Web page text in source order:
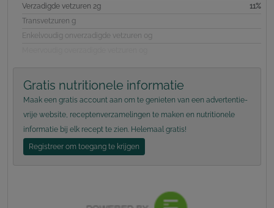
Verzadigde vetzuren 2g
11%
Transvetzuren g
Enkelvoudig onverzadigde vetzuren 0g
Gratis nutritionele informatie
Maak een gratis account aan om te genieten van een advertentie-
vrije website, receptenverzamelingen te maken en nutritionele
informatie bij elk recept te zien. Helemaal gratis!
Registreer om toegang te krijgen